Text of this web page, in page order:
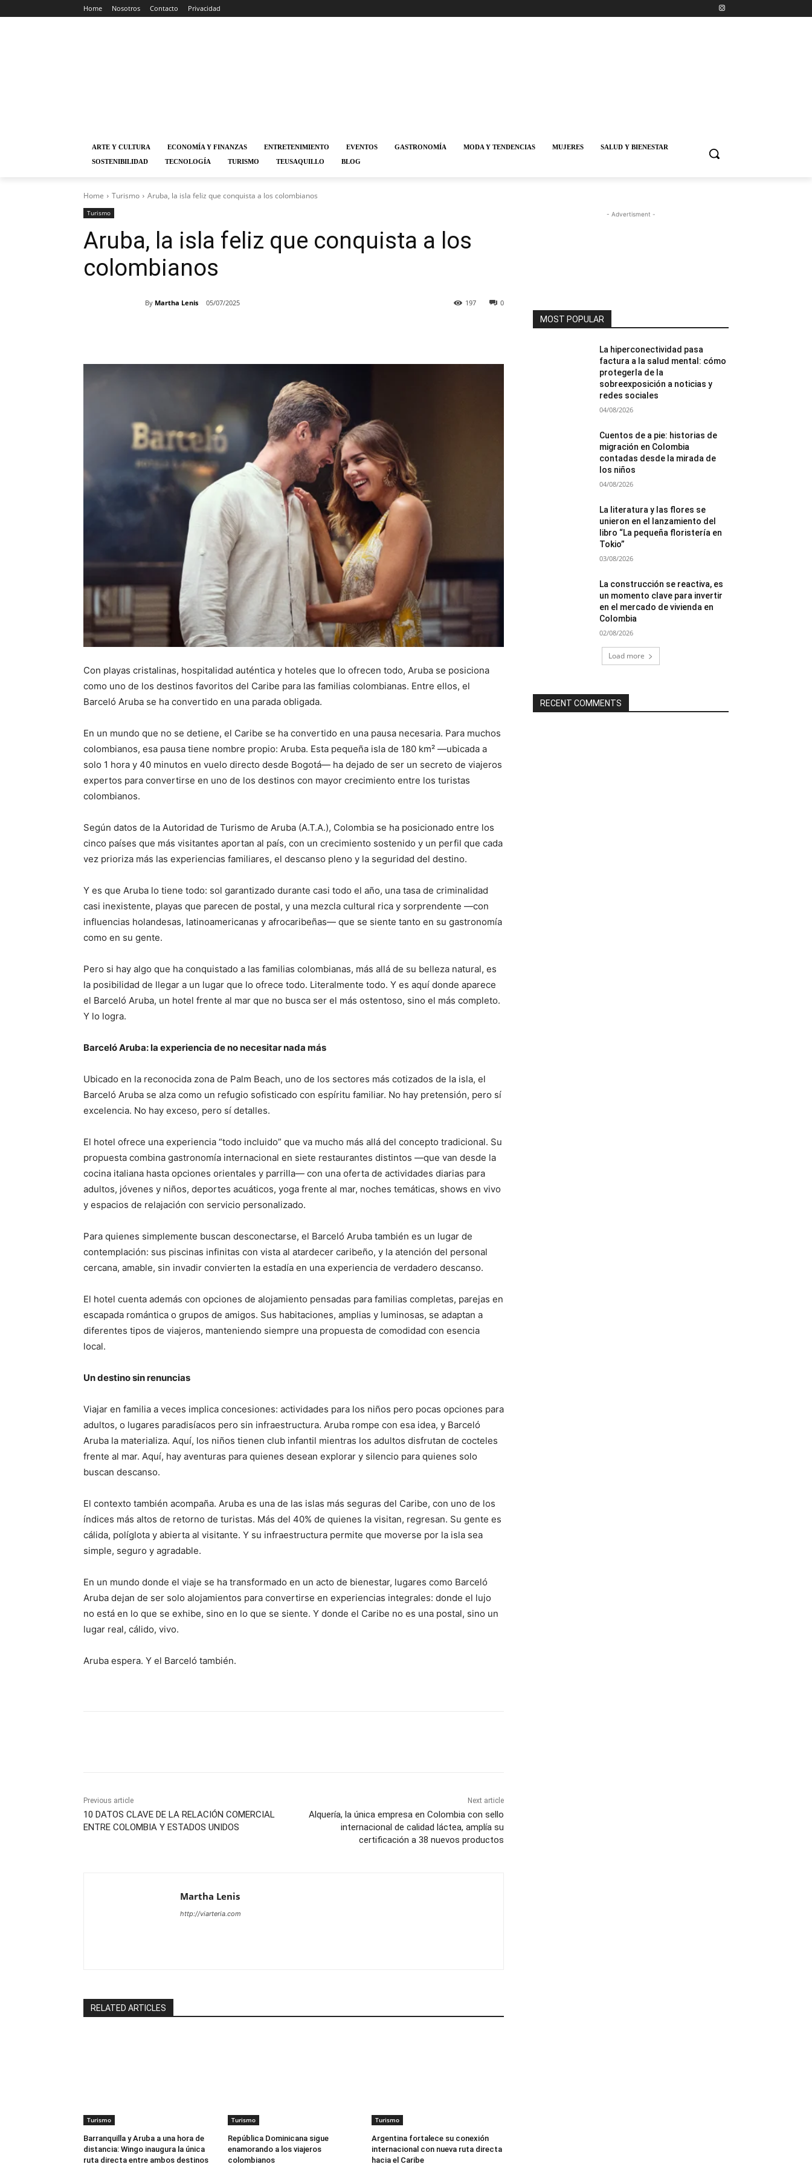
Home Nosotros Contacto Privacidad
ARTE Y CULTURA ECONOMÍA Y FINANZAS ENTRETENIMIENTO EVENTOS GASTRONOMÍA MODA Y TENDENCIAS MUJERES
SALUD Y BIENESTAR
SOSTENIBILIDAD
TECNOLOGÍA TURISMO TEUSAQUILLO BLOG
Home Turismo Aruba, la isla feliz que conquista a los colombianos
Turismo
Aruba, la isla feliz que conquista a los
colombianos
By Martha Lenis 05/07/2025 0
197
Con playas cristalinas, hospitalidad auténtica y hoteles que lo ofrecen todo, Aruba se posiciona
como uno de los destinos favoritos del Caribe para las familias colombianas. Entre ellos, el
Barceló Aruba se ha convertido en una parada obligada.
En un mundo que no se detiene, el Caribe se ha convertido en una pausa necesaria. Para muchos
colombianos, esa pausa tiene nombre propio: Aruba. Esta pequeña isla de 180 km² —ubicada a
solo 1 hora y 40 minutos en vuelo directo desde Bogotá— ha dejado de ser un secreto de viajeros
expertos para convertirse en uno de los destinos con mayor crecimiento entre los turistas
colombianos.
Según datos de la Autoridad de Turismo de Aruba (A.T.A.), Colombia se ha posicionado entre los
cinco países que más visitantes aportan al país, con un crecimiento sostenido y un perfil que cada
vez prioriza más las experiencias familiares, el descanso pleno y la seguridad del destino.
Y es que Aruba lo tiene todo: sol garantizado durante casi todo el año, una tasa de criminalidad
casi inexistente, playas que parecen de postal, y una mezcla cultural rica y sorprendente —con
influencias holandesas, latinoamericanas y afrocaribeñas— que se siente tanto en su gastronomía
como en su gente.
Pero si hay algo que ha conquistado a las familias colombianas, más allá de su belleza natural, es
la posibilidad de llegar a un lugar que lo ofrece todo. Literalmente todo. Y es aquí donde aparece
el Barceló Aruba, un hotel frente al mar que no busca ser el más ostentoso, sino el más completo.
Y lo logra.
Barceló Aruba: la experiencia de no necesitar nada más
Ubicado en la reconocida zona de Palm Beach, uno de los sectores más cotizados de la isla, el
Barceló Aruba se alza como un refugio sofisticado con espíritu familiar. No hay pretensión, pero sí
excelencia. No hay exceso, pero sí detalles.
El hotel ofrece una experiencia “todo incluido” que va mucho más allá del concepto tradicional. Su
propuesta combina gastronomía internacional en siete restaurantes distintos —que van desde la
cocina italiana hasta opciones orientales y parrilla— con una oferta de actividades diarias para
adultos, jóvenes y niños, deportes acuáticos, yoga frente al mar, noches temáticas, shows en vivo
y espacios de relajación con servicio personalizado.
Para quienes simplemente buscan desconectarse, el Barceló Aruba también es un lugar de
contemplación: sus piscinas infinitas con vista al atardecer caribeño, y la atención del personal
cercana, amable, sin invadir convierten la estadía en una experiencia de verdadero descanso.
El hotel cuenta además con opciones de alojamiento pensadas para familias completas, parejas en
escapada romántica o grupos de amigos. Sus habitaciones, amplias y luminosas, se adaptan a
diferentes tipos de viajeros, manteniendo siempre una propuesta de comodidad con esencia
local.
Un destino sin renuncias
Viajar en familia a veces implica concesiones: actividades para los niños pero pocas opciones para
adultos, o lugares paradisíacos pero sin infraestructura. Aruba rompe con esa idea, y Barceló
Aruba la materializa. Aquí, los niños tienen club infantil mientras los adultos disfrutan de cocteles
frente al mar. Aquí, hay aventuras para quienes desean explorar y silencio para quienes solo
buscan descanso.
El contexto también acompaña. Aruba es una de las islas más seguras del Caribe, con uno de los
índices más altos de retorno de turistas. Más del 40% de quienes la visitan, regresan. Su gente es
cálida, políglota y abierta al visitante. Y su infraestructura permite que moverse por la isla sea
simple, seguro y agradable.
En un mundo donde el viaje se ha transformado en un acto de bienestar, lugares como Barceló
Aruba dejan de ser solo alojamientos para convertirse en experiencias integrales: donde el lujo
no está en lo que se exhibe, sino en lo que se siente. Y donde el Caribe no es una postal, sino un
lugar real, cálido, vivo.
Aruba espera. Y el Barceló también.
Previous article
10 DATOS CLAVE DE LA RELACIÓN COMERCIAL
ENTRE COLOMBIA Y ESTADOS UNIDOS
Next article
Alquería, la única empresa en Colombia con sello
internacional de calidad láctea, amplía su
certificación a 38 nuevos productos
Martha Lenis
http://viarteria.com
RELATED ARTICLES
Turismo
Barranquilla y Aruba a una hora de
distancia: Wingo inaugura la única
ruta directa entre ambos destinos
Turismo
República Dominicana sigue
enamorando a los viajeros
colombianos
Turismo
Argentina fortalece su conexión
internacional con nueva ruta directa
hacia el Caribe
- Advertisment -
MOST POPULAR
La hiperconectividad pasa
factura a la salud mental: cómo
protegerla de la
sobreexposición a noticias y
redes sociales
04/08/2026
Cuentos de a pie: historias de
migración en Colombia
contadas desde la mirada de
los niños
04/08/2026
La literatura y las flores se
unieron en el lanzamiento del
libro “La pequeña floristería en
Tokio”
03/08/2026
La construcción se reactiva, es
un momento clave para invertir
en el mercado de vivienda en
Colombia
02/08/2026
Load more
RECENT COMMENTS